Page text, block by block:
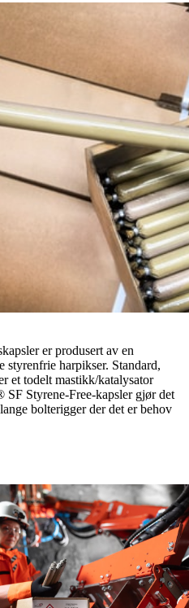
er produsert av en
styrenfrie harpikser. Standard,
et todelt mastikk/katalysator
SF Styrene-Free-kapsler gjør det
bolterigger der det er behov